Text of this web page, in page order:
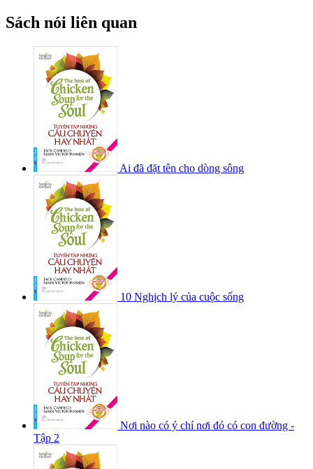
Sách nói liên quan
Ai đã đặt tên cho dòng sông
10 Nghịch lý của cuộc sống
Nơi nào có ý chí nơi đó có con đường -
Tập 2